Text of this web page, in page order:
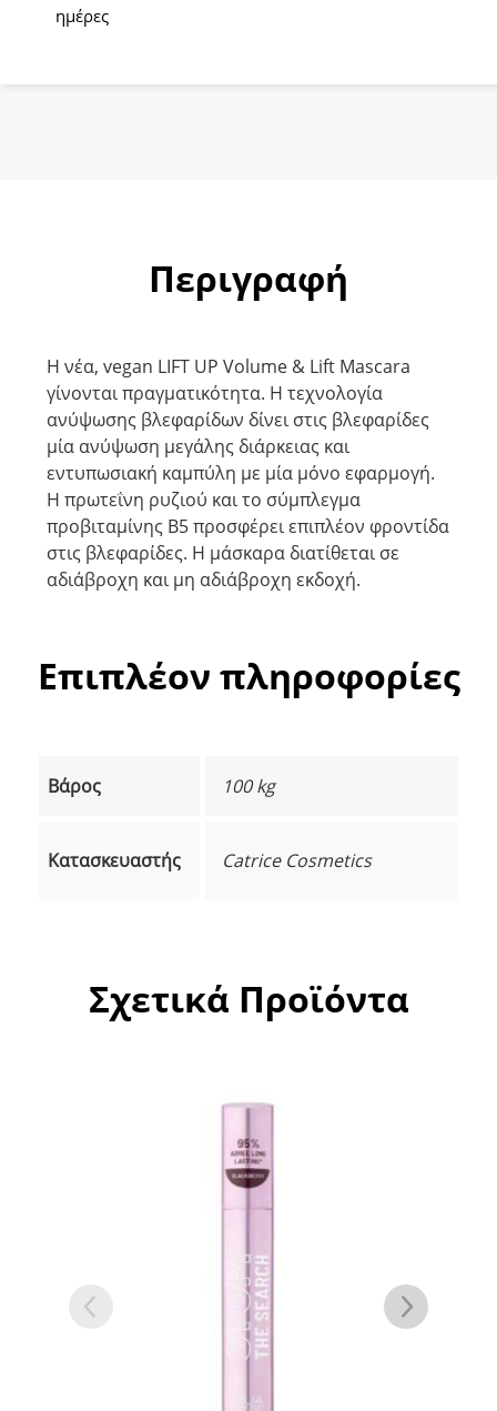
Έντονο
ημέρες
Περιγραφή
H νέα, vegan LIFT UP Volume & Lift Mascara
γίνονται πραγματικότητα. Η τεχνολογία
ανύψωσης βλεφαρίδων δίνει στις βλεφαρίδες
μία ανύψωση μεγάλης διάρκειας και
εντυπωσιακή καμπύλη με μία μόνο εφαρμογή.
Η πρωτεΐνη ρυζιού και το σύμπλεγμα
προβιταμίνης Β5 προσφέρει επιπλέον φροντίδα
στις βλεφαρίδες. Η μάσκαρα διατίθεται σε
αδιάβροχη και μη αδιάβροχη εκδοχή.
Επιπλέον πληροφορίες
Βάρος 100 kg
Κατασκευαστής Catrice Cosmetics
Σχετικά Προϊόντα